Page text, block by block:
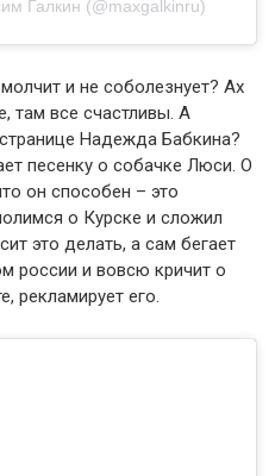
Галкин (@maxgalkinru)
и не соболезнует? Ах
там все счастливы. А
Надежда Бабкина?
песенку о собачке Люси. О
он способен – это
о Курске и сложил
это делать, а сам бегает
россии и вовсю кричит о
рекламирует его.